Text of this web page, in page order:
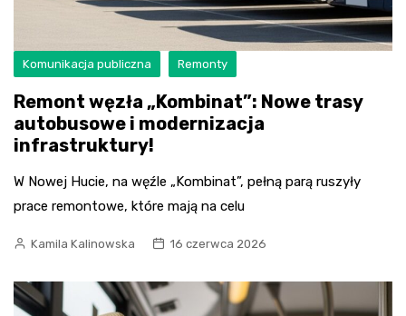
Komunikacja publiczna Remonty
Remont węzła „Kombinat”: Nowe trasy
autobusowe i modernizacja
infrastruktury!
W Nowej Hucie, na węźle „Kombinat”, pełną parą ruszyły
prace remontowe, które mają na celu
Kamila Kalinowska 16 czerwca 2026